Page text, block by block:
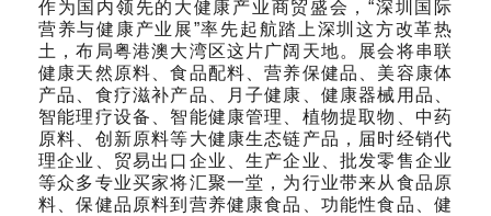
作为国内领先的大健康产业商贸盛会，“深圳国际
营养与健康产业展”率先起航踏上深圳这方改革热
土，布局粤港澳大湾区这片广阔天地。展会将串联
健康天然原料、食品配料、营养保健品、美容康体
产品、食疗滋补产品、月子健康、健康器械用品、
智能理疗设备、智能健康管理、植物提取物、中药
原料、创新原料等大健康生态链产品，届时经销代
理企业、贸易出口企业、生产企业、批发零售企业
等众多专业买家将汇聚一堂，为行业带来从食品原
料、保健品原料到营养健康食品、功能性食品、健